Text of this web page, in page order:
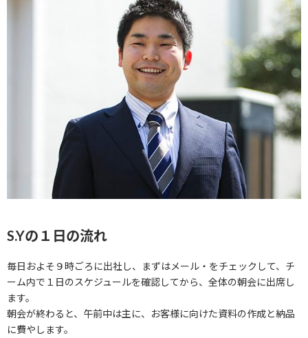
S.Yの１日の流れ
毎日およそ９時ごろに出社し、まずはメール・をチェックして、チ
ーム内で１日のスケジュールを確認してから、全体の朝会に出席し
ます。
朝会が終わると、午前中は主に、お客様に向けた資料の作成と納品
に費やします。